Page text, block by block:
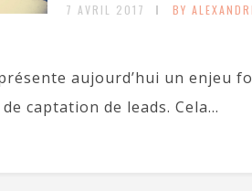
7 AVRIL 2017 BY
aujourd’hui un enjeu
captation de leads. Cela...